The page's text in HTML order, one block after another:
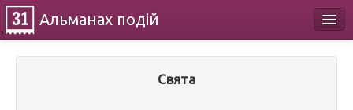
Альманах подій
Свята